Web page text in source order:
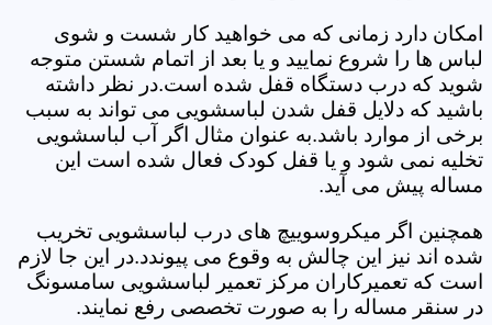
امکان دارد زمانی که می خواهید کار شست و شوی
لباس ها را شروع نمایید و یا بعد از اتمام شستن متوجه
شوید که درب دستگاه قفل شده است.در نظر داشته
باشید که دلایل قفل شدن لباسشویی می تواند به سبب
برخی از موارد باشد.به عنوان مثال اگر آب لباسشویی
تخلیه نمی شود و یا قفل کودک فعال شده است این
مساله پیش می آید.
همچنین اگر میکروسوییچ های درب لباسشویی تخریب
شده اند نیز این چالش به وقوع می پیوندد.در این جا لازم
است که تعمیرکاران مرکز تعمیر لباسشویی سامسونگ
در سنقر مساله را به صورت تخصصی رفع نمایند.